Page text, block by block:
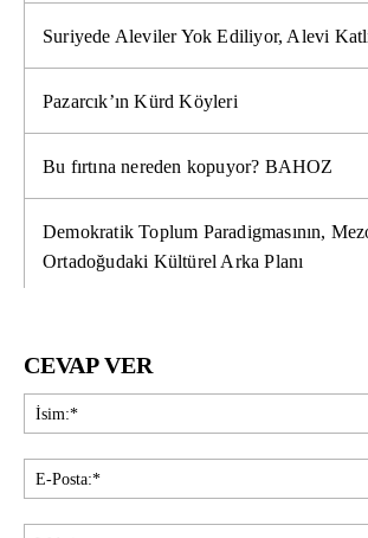
Suriyede Aleviler Yok Ediliyor, Alevi
Pazarcık’ın Kürd Köyleri
Bu fırtına nereden kopuyor? BAHOZ
Demokratik Toplum Paradigmasının,
Ortadoğudaki Kültürel Arka Planı
CEVAP VER